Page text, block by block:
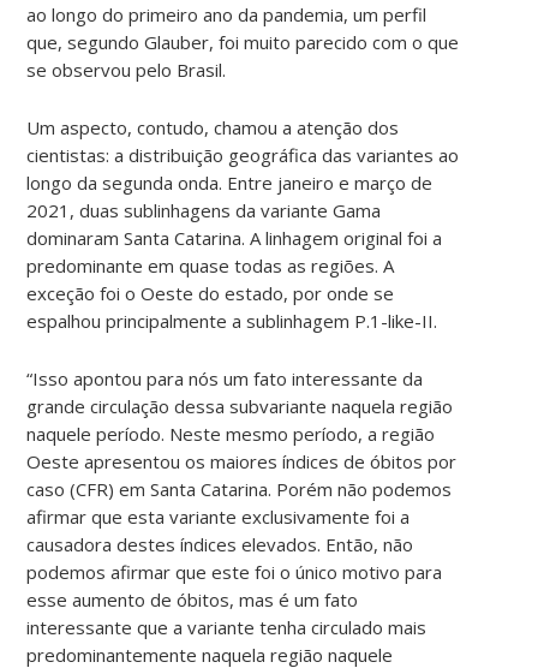
ao longo do primeiro ano da pandemia, um perfil
que, segundo Glauber, foi muito parecido com o que
se observou pelo Brasil.
Um aspecto, contudo, chamou a atenção dos
cientistas: a distribuição geográfica das variantes ao
longo da segunda onda. Entre janeiro e março de
2021, duas sublinhagens da variante Gama
dominaram Santa Catarina. A linhagem original foi a
predominante em quase todas as regiões. A
exceção foi o Oeste do estado, por onde se
espalhou principalmente a sublinhagem P.1-like-II.
“Isso apontou para nós um fato interessante da
grande circulação dessa subvariante naquela região
naquele período. Neste mesmo período, a região
Oeste apresentou os maiores índices de óbitos por
caso (CFR) em Santa Catarina. Porém não podemos
afirmar que esta variante exclusivamente foi a
causadora destes índices elevados. Então, não
podemos afirmar que este foi o único motivo para
esse aumento de óbitos, mas é um fato
interessante que a variante tenha circulado mais
predominantemente naquela região naquele